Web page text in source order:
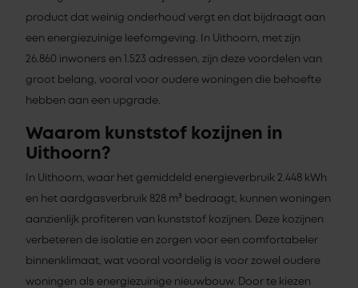
product dat weinig onderhoud vergt en dat bijdraagt aan
een energiezuinige leefomgeving. In Uithoorn, met zijn
26.860 inwoners en 1.523 adressen, zijn deze voordelen van
groot belang, vooral voor oudere woningen die behoefte
hebben aan een upgrade.
Waarom kunststof kozijnen in
Uithoorn?
In Uithoorn, waar het gemiddeld energieverbruik 2.448 kWh
en het aardgasverbruik 828 m³ bedraagt, kunnen woningen
aanzienlijk profiteren van kunststof kozijnen. Deze kozijnen
verbeteren de isolatie en zorgen voor een comfortabeler
binnenklimaat, wat vooral voordelig is voor zowel oudere
woningen als energiezuinige nieuwbouw. Door te kiezen